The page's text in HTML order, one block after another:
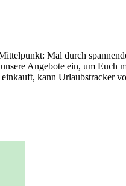
Mal durch
Angebote ein, um Euch
kann Urlaubstracker